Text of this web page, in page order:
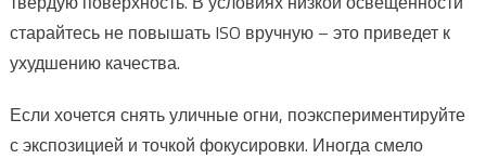
старайтесь не повышать ISO вручную – это приведет к
ухудшению качества.
Если хочется снять уличные огни, поэкспериментируйте
с экспозицией и точкой фокусировки. Иногда смело